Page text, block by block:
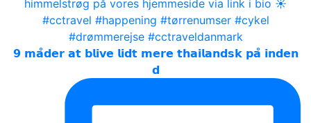
𝟵 𝗺𝗮̊𝗱𝗲𝗿 𝗮𝘁 𝗯𝗹𝗶𝘃𝗲 𝗹𝗶𝗱𝘁 𝗺𝗲𝗿𝗲 𝘁𝗵𝗮𝗶𝗹𝗮𝗻𝗱𝘀𝗸 𝗽𝗮̊ 𝗶𝗻𝗱𝗲𝗻
𝗱